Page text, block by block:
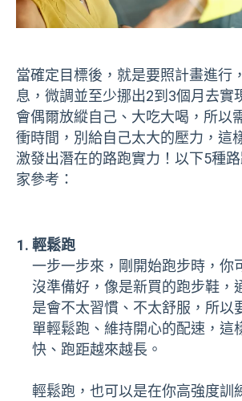
當確定目標後，就是要照計畫進行
息，微調並至少挪出2到3個月去實
會偶爾放縱自己、大吃大喝，所以
衝時間，別給自己太大的壓力，這
激發出潛在的路跑實力！以下5種
家參考：
輕鬆跑
一步一步來，剛開始跑步時，你
沒準備好，像是新買的跑步鞋，
是會不太習慣、不太舒服，所以
單輕鬆跑、維持開心的配速，這
快、跑距越來越長。
輕鬆跑，也可以是在你高強度訓